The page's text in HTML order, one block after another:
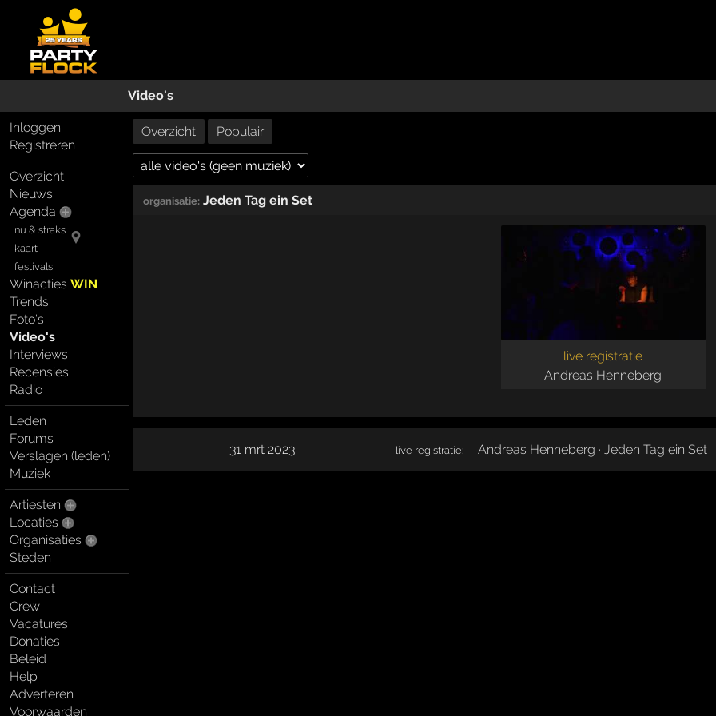
Video's
Inloggen
Registreren
Overzicht
Nieuws
Agenda
nu & straks
kaart
festivals
WinactiesWIN
Trends
Foto's
Video's
Interviews
Recensies
Radio
Leden
Forums
Verslagen (leden)
Muziek
Artiesten
Locaties
Organisaties
Steden
Contact
Crew
Vacatures
Donaties
Beleid
Help
Adverteren
Voorwaarden
Overzicht Populair
organisatie: Jeden Tag ein Set
live registratie
Andreas Henneberg
31 mrt 2023 live registratie: Andreas Henneberg · Jeden Tag ein Set